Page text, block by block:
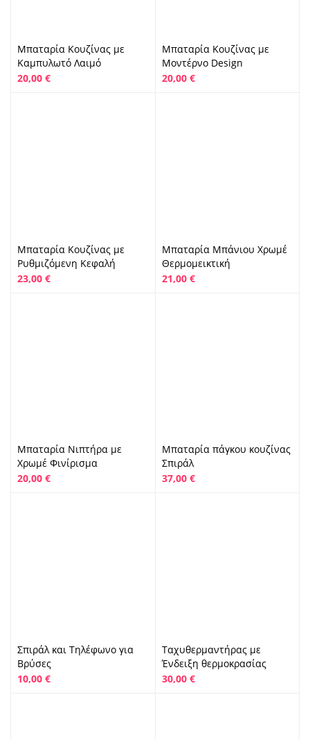
Μπαταρία Κουζίνας με
Καμπυλωτό Λαιμό
20,00 €
Μπαταρία Κουζίνας με
Μοντέρνο Design
20,00 €
Μπαταρία Κουζίνας με
Ρυθμιζόμενη Κεφαλή
23,00 €
Μπαταρία Μπάνιου Χρωμέ
Θερμομεικτική
21,00 €
Μπαταρία Νιπτήρα με
Χρωμέ Φινίρισμα
20,00 €
Μπαταρία πάγκου κουζίνας
Σπιράλ
37,00 €
Σπιράλ και Τηλέφωνο για
Βρύσες
10,00 €
Ταχυθερμαντήρας με
Ένδειξη θερμοκρασίας
30,00 €